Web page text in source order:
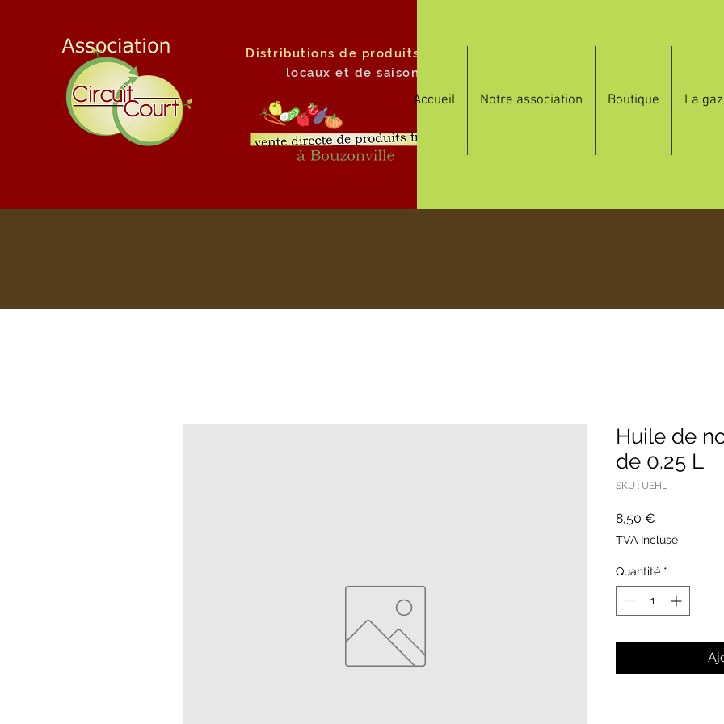
Distributions de produits
locaux et de saison
Accueil Notre association Boutique La
Huile de
de 0.25 L
SKU : UEHL
8,50 €
TVA Incluse
Quantité *